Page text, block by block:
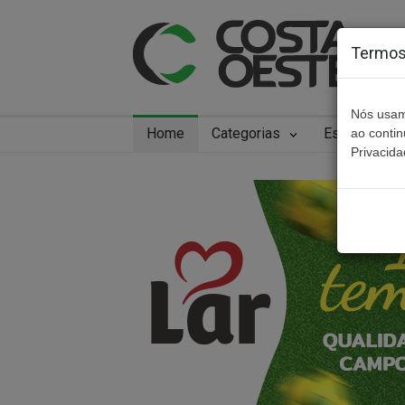
Home Categorias Especiais
Nós
ao